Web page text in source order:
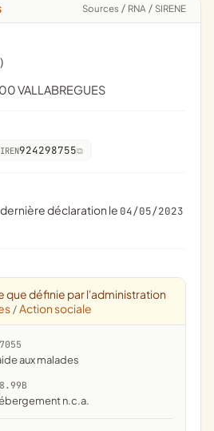
Sources / RNA / SIRENE
VALLABREGUES
924298755
dernière déclaration le 04/05/2023
que définie par l'administration
/ Action sociale
aux malades
n.c.a.